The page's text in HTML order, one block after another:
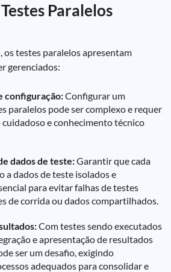
Paralelos
os testes paralelos apresentam
gerenciados:
configuração:Configurar um
paralelos pode ser complexo e requer
e conhecimento técnico
dados de teste:Garantir que cada
a dados de teste isolados e
para evitar falhas de testes
de corrida ou dados compartilhados.
Com testes sendo executados
e apresentação de resultados
ser um desafio, exigindo
adequados para consolidar e